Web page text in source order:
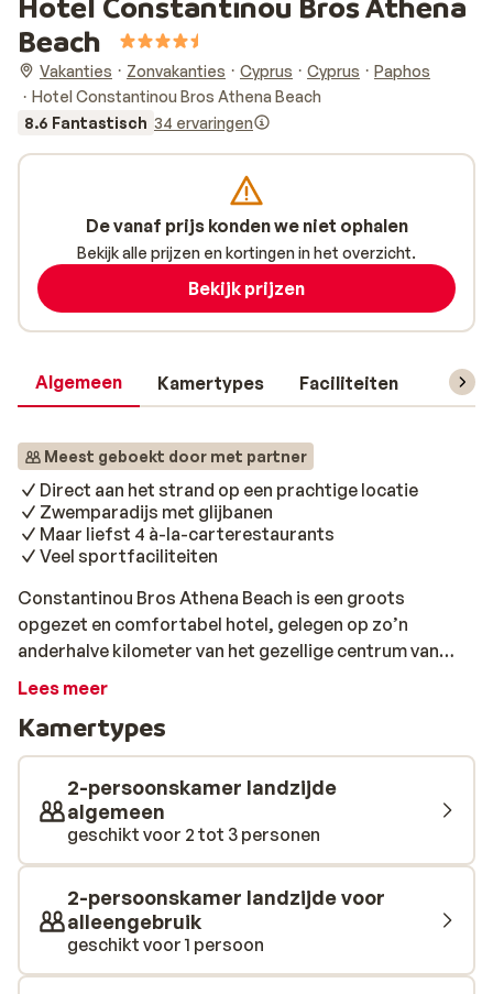
Beach
Vakanties Zonvakanties Cyprus Cyprus
Paphos
Hotel Constantinou Bros Athena Beach
8.6 Fantastisch 34 ervaringen
Algemeen Kamertypes Faciliteiten
Meest geboekt door met partner
Direct aan het strand op een prachtige locatie
Zwemparadijs met glijbanen
Maar liefst 4 à-la-carterestaurants
Veel sportfaciliteiten
Constantinou Bros Athena Beach is een groots
opgezet en comfortabel hotel, gelegen op zo’n
anderhalve kilometer van het gezellige centrum van
Paphos. Het ligt pal aan zee en heeft voor de deur een
het resort, waardoor je in een wandeling van ongeveer
dertig minuten het centrum kunt bereiken. Het hotel is
ideaal voor rustzoekers. Je vindt vooral in de mooie
tuin veel plekjes om lekker te luieren en ook de grote
Elixer spa is uitgerust met een aantal heerlijke
ontspanningsfaciliteiten. Zo vind je er een
schoonheidssalon, een sauna, een jacuzzi en een Turks
stoombad. Ook biedt Constantinou Bros Athena Beach
een zwemparadijs met waterglijbanen en een
bowlingbaan. Verder kun je midgetgolfen of in de
Lees meer
Kamertypes
2-persoonskamer landzijde
algemeen
geschikt voor 2 tot 3 personen
2-persoonskamer landzijde voor
alleengebruik
geschikt voor 1 persoon
De vanaf prijs konden we niet ophalen
Bekijk alle prijzen en kortingen in het overzicht.
Bekijk prijzen